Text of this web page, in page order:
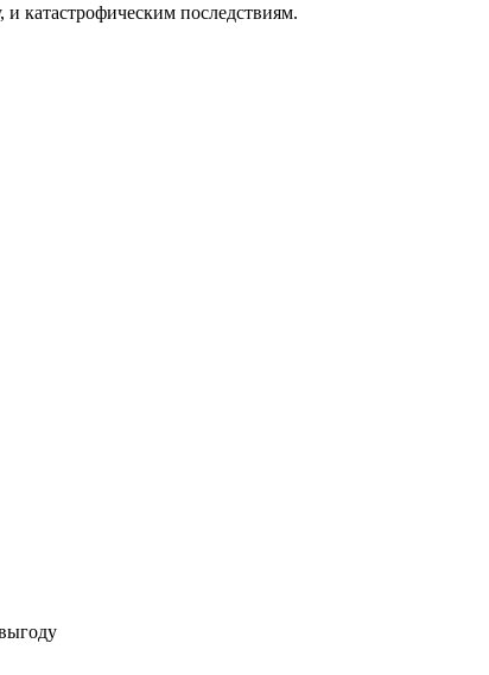
катастрофическим последствиям.